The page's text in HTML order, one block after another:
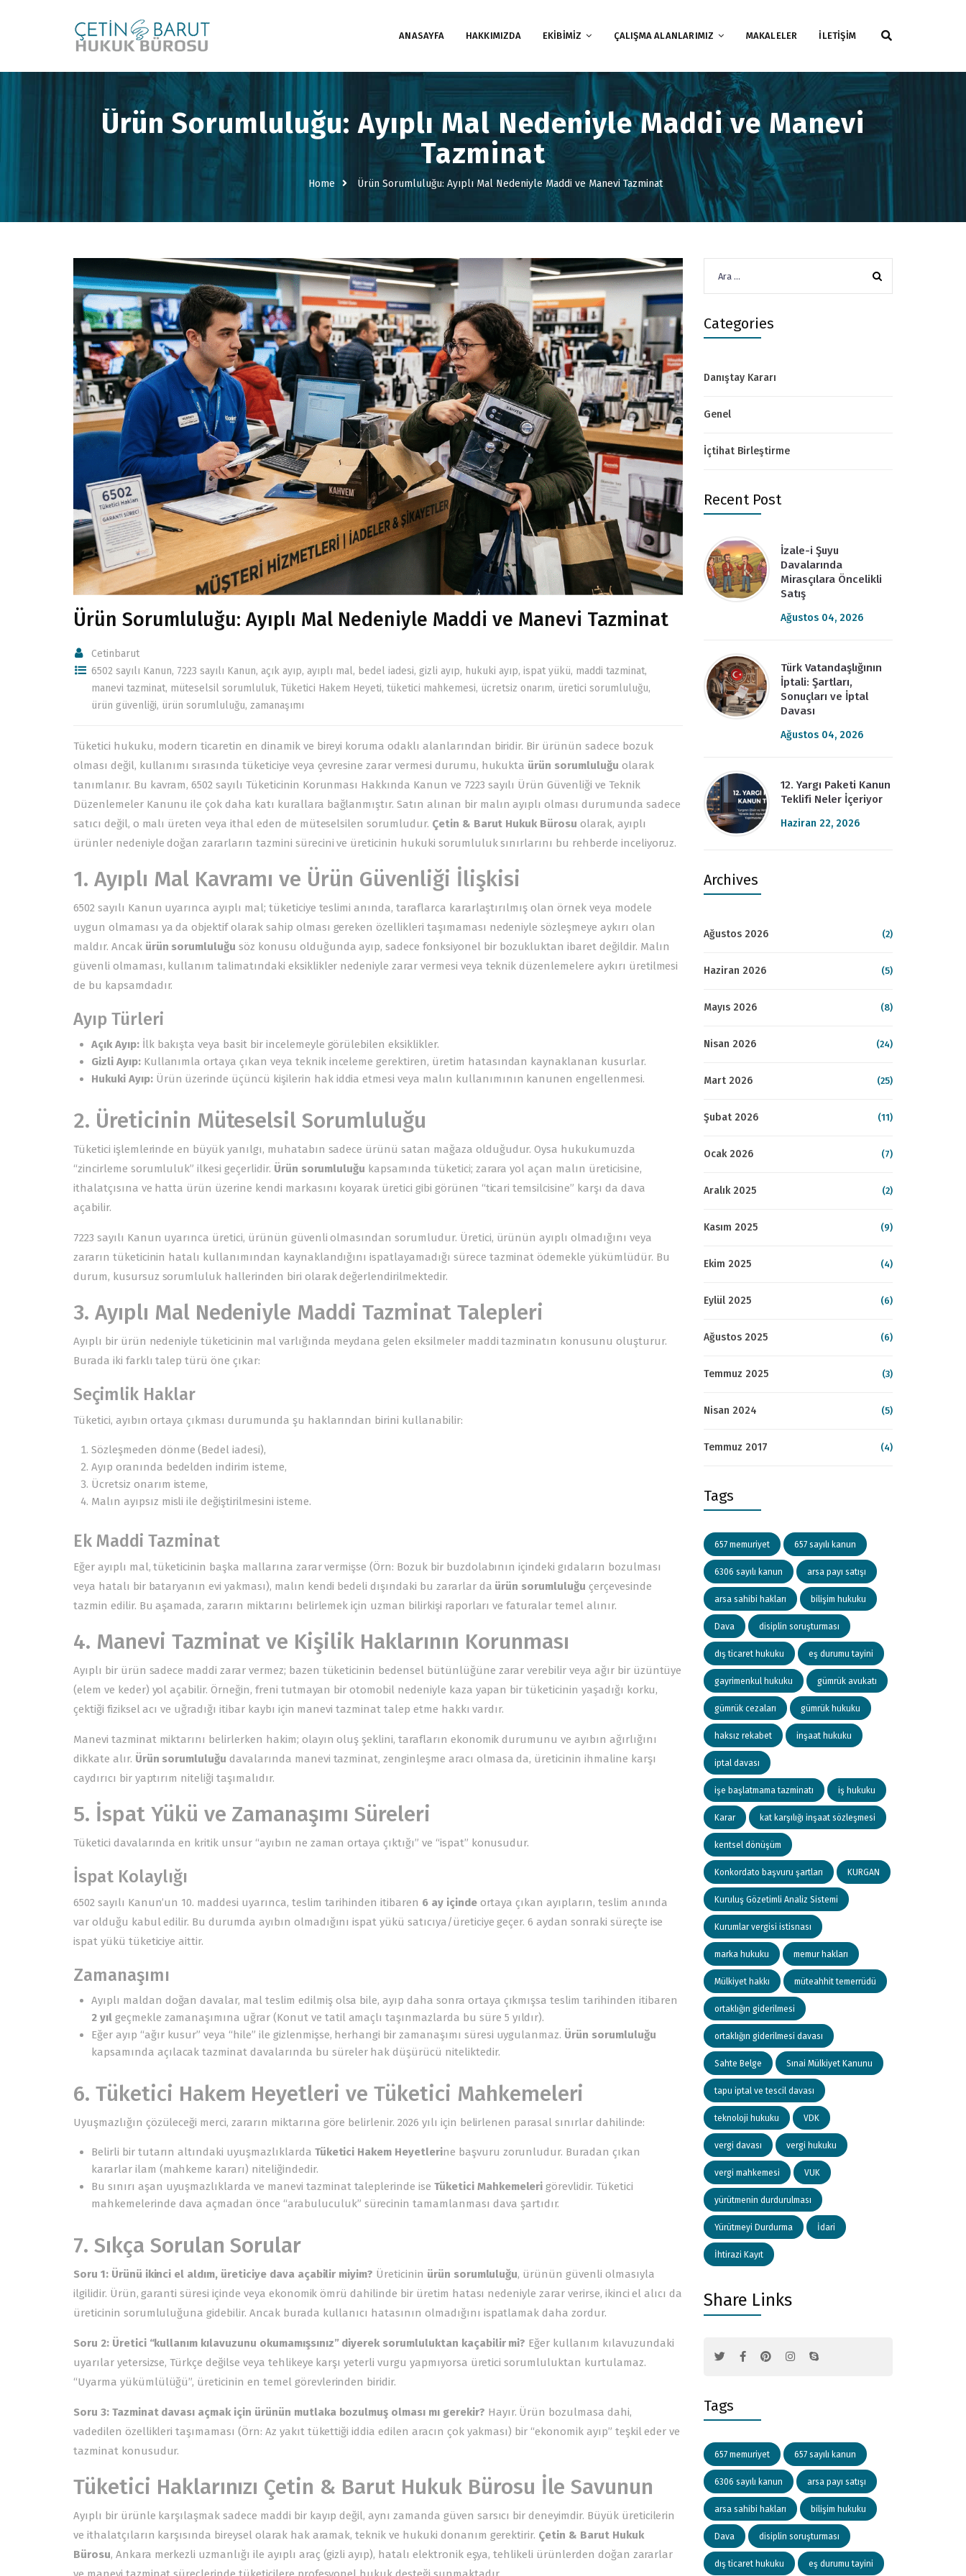
ANASAYFA HAKKIMIZDA EKİBİMİZ ÇALIŞMA ALANLARIMIZ MAKALELER İLETİŞİM
Ürün Sorumluluğu: Ayıplı Mal Nedeniyle Maddi ve Manevi
Tazminat
Home Ürün Sorumluluğu: Ayıplı Mal Nedeniyle Maddi ve Manevi Tazminat
Ürün Sorumluluğu: Ayıplı Mal Nedeniyle Maddi ve Manevi Tazminat
Cetinbarut
6502 sayılı Kanun, 7223 sayılı Kanun, açık ayıp, ayıplı mal, bedel iadesi, gizli ayıp, hukuki ayıp, ispat yükü, maddi tazminat,
manevi tazminat, müteselsil sorumluluk, Tüketici Hakem Heyeti, tüketici mahkemesi, ücretsiz onarım, üretici sorumluluğu,
ürün güvenliği, ürün sorumluluğu, zamanaşımı
Tüketici hukuku, modern ticaretin en dinamik ve bireyi koruma odaklı alanlarından biridir. Bir ürünün sadece bozuk
olması değil, kullanımı sırasında tüketiciye veya çevresine zarar vermesi durumu, hukukta ürün sorumluluğu olarak
tanımlanır. Bu kavram,6502 sayılı Tüketicinin Korunması Hakkında Kanun ve 7223 sayılı Ürün Güvenliği ve Teknik
Düzenlemeler Kanunu ile çok daha katı kurallara bağlanmıştır. Satın alınan bir malın ayıplı olması durumunda sadece
satıcı değil, o malı üreten veya ithal eden de müteselsilen sorumludur. Çetin & Barut Hukuk Bürosu olarak, ayıplı
ürünler nedeniyle doğan zararların tazmini sürecini ve üreticinin hukuki sorumluluk sınırlarını bu rehberde inceliyoruz.
1. Ayıplı Mal Kavramı ve Ürün Güvenliği İlişkisi
6502 sayılı Kanun uyarınca ayıplı mal; tüketiciye teslimi anında, taraflarca kararlaştırılmış olan örnek veya modele
uygun olmaması ya da objektif olarak sahip olması gereken özellikleri taşımaması nedeniyle sözleşmeye aykırı olan
maldır. Ancak ürün sorumluluğu söz konusu olduğunda ayıp, sadece fonksiyonel bir bozukluktan ibaret değildir. Malın
güvenli olmaması, kullanım talimatındaki eksiklikler nedeniyle zarar vermesi veya teknik düzenlemelere aykırı üretilmesi
de bu kapsamdadır.
Ayıp Türleri
Açık Ayıp:İlk bakışta veya basit bir incelemeyle görülebilen eksiklikler.
Gizli Ayıp:Kullanımla ortaya çıkan veya teknik inceleme gerektiren, üretim hatasından kaynaklanan kusurlar.
Hukuki Ayıp:Ürün üzerinde üçüncü kişilerin hak iddia etmesi veya malın kullanımının kanunen engellenmesi.
2. Üreticinin Müteselsil Sorumluluğu
Tüketici işlemlerinde en büyük yanılgı, muhatabın sadece ürünü satan mağaza olduğudur. Oysa hukukumuzda
“zincirleme sorumluluk” ilkesi geçerlidir. Ürün sorumluluğu kapsamında tüketici; zarara yol açan malın üreticisine,
ithalatçısına ve hatta ürün üzerine kendi markasını koyarak üretici gibi görünen “ticari temsilcisine” karşı da dava
açabilir.
7223 sayılı Kanun uyarınca üretici, ürünün güvenli olmasından sorumludur. Üretici, ürünün ayıplı olmadığını veya
zararın tüketicinin hatalı kullanımından kaynaklandığını ispatlayamadığı sürece tazminat ödemekle yükümlüdür. Bu
durum, kusursuz sorumluluk hallerinden biri olarak değerlendirilmektedir.
3. Ayıplı Mal Nedeniyle Maddi Tazminat Talepleri
Ayıplı bir ürün nedeniyle tüketicinin mal varlığında meydana gelen eksilmeler maddi tazminatın konusunu oluşturur.
Burada iki farklı talep türü öne çıkar:
Seçimlik Haklar
Tüketici, ayıbın ortaya çıkması durumunda şu haklarından birini kullanabilir:
Sözleşmeden dönme (Bedel iadesi),
Ayıp oranında bedelden indirim isteme,
Ücretsiz onarım isteme,
Malın ayıpsız misli ile değiştirilmesini isteme.
Ek Maddi Tazminat
Eğer ayıplı mal, tüketicinin başka mallarına zarar vermişse (Örn: Bozuk bir buzdolabının içindeki gıdaların bozulması
veya hatalı bir bataryanın evi yakması), malın kendi bedeli dışındaki bu zararlar da ürün sorumluluğu çerçevesinde
tazmin edilir. Bu aşamada, zararın miktarını belirlemek için uzman bilirkişi raporları ve faturalar temel alınır.
4. Manevi Tazminat ve Kişilik Haklarının Korunması
Ayıplı bir ürün sadece maddi zarar vermez; bazen tüketicinin bedensel bütünlüğüne zarar verebilir veya ağır bir üzüntüye
(elem ve keder) yol açabilir. Örneğin, freni tutmayan bir otomobil nedeniyle kaza yapan bir tüketicinin yaşadığı korku,
çektiği fiziksel acı ve uğradığı itibar kaybı için manevi tazminat talep etme hakkı vardır.
Manevi tazminat miktarını belirlerken hakim; olayın oluş şeklini, tarafların ekonomik durumunu ve ayıbın ağırlığını
dikkate alır. Ürün sorumluluğu davalarında manevi tazminat, zenginleşme aracı olmasa da, üreticinin ihmaline karşı
caydırıcı bir yaptırım niteliği taşımalıdır.
5. İspat Yükü ve Zamanaşımı Süreleri
Tüketici davalarında en kritik unsur “ayıbın ne zaman ortaya çıktığı” ve “ispat” konusudur.
İspat Kolaylığı
6502 sayılı Kanun’un 10. maddesi uyarınca, teslim tarihinden itibaren 6 ay içindeortaya çıkan ayıpların, teslim anında
var olduğu kabul edilir. Bu durumda ayıbın olmadığını ispat yükü satıcıya/üreticiye geçer. 6 aydan sonraki süreçte ise
ispat yükü tüketiciye aittir.
Zamanaşımı
Ayıplı maldan doğan davalar, mal teslim edilmiş olsa bile, ayıp daha sonra ortaya çıkmışsa teslim tarihinden itibaren
2 yılgeçmekle zamanaşımına uğrar (Konut ve tatil amaçlı taşınmazlarda bu süre 5 yıldır).
Eğer ayıp “ağır kusur” veya “hile” ile gizlenmişse, herhangi bir zamanaşımı süresi uygulanmaz. Ürün sorumluluğu
kapsamında açılacak tazminat davalarında bu süreler hak düşürücü niteliktedir.
6. Tüketici Hakem Heyetleri ve Tüketici Mahkemeleri
Uyuşmazlığın çözüleceği merci, zararın miktarına göre belirlenir. 2026 yılı için belirlenen parasal sınırlar dahilinde:
Belirli bir tutarın altındaki uyuşmazlıklarda Tüketici Hakem Heyetlerine başvuru zorunludur. Buradan çıkan
kararlar ilam (mahkeme kararı) niteliğindedir.
Bu sınırı aşan uyuşmazlıklarda ve manevi tazminat taleplerinde ise Tüketici Mahkemeleri görevlidir. Tüketici
mahkemelerinde dava açmadan önce “arabuluculuk” sürecinin tamamlanması dava şartıdır.
7. Sıkça Sorulan Sorular
Soru 1: Ürünü ikinci el aldım, üreticiye dava açabilir miyim? Üreticinin ürün sorumluluğu, ürünün güvenli olmasıyla
ilgilidir. Ürün, garanti süresi içinde veya ekonomik ömrü dahilinde bir üretim hatası nedeniyle zarar verirse, ikinci el alıcı da
üreticinin sorumluluğuna gidebilir. Ancak burada kullanıcı hatasının olmadığını ispatlamak daha zordur.
Soru 2: Üretici “kullanım kılavuzunu okumamışsınız” diyerek sorumluluktan kaçabilir mi? Eğer kullanım kılavuzundaki
uyarılar yetersizse, Türkçe değilse veya tehlikeye karşı yeterli vurgu yapmıyorsa üretici sorumluluktan kurtulamaz.
“Uyarma yükümlülüğü”, üreticinin en temel görevlerinden biridir.
Soru 3: Tazminat davası açmak için ürünün mutlaka bozulmuş olması mı gerekir? Hayır. Ürün bozulmasa dahi,
vadedilen özellikleri taşımaması (Örn: Az yakıt tükettiği iddia edilen aracın çok yakması) bir “ekonomik ayıp” teşkil eder ve
tazminat konusudur.
Tüketici Haklarınızı Çetin & Barut Hukuk Bürosu İle Savunun
Ayıplı bir ürünle karşılaşmak sadece maddi bir kayıp değil, aynı zamanda güven sarsıcı bir deneyimdir. Büyük üreticilerin
ve ithalatçıların karşısında bireysel olarak hak aramak, teknik ve hukuki donanım gerektirir. Çetin & Barut Hukuk
Bürosu, Ankara merkezli uzmanlığı ile ayıplı araç (gizli ayıp), hatalı elektronik eşya, tehlikeli ürünlerden doğan zararlar
Categories
Danıştay Kararı
Genel
İçtihat Birleştirme
Recent Post
İzale-i Şuyu
Davalarında
Mirasçılara Öncelikli
Satış
Ağustos 04, 2026
Türk Vatandaşlığının
İptali: Şartları,
Sonuçları ve İptal
Davası
Ağustos 04, 2026
12. Yargı Paketi Kanun
Teklifi Neler İçeriyor
Haziran 22, 2026
Archives
Ağustos 2026 (2)
Haziran 2026 (5)
Mayıs 2026 (8)
Nisan 2026 (24)
Mart 2026 (25)
Şubat 2026 (11)
Ocak 2026 (7)
Aralık 2025 (2)
Kasım 2025 (9)
Ekim 2025 (4)
Eylül 2025 (6)
Ağustos 2025 (6)
Temmuz 2025 (3)
Nisan 2024 (5)
Temmuz 2017 (4)
Tags
657 memuriyet 657 sayılı kanun
6306 sayılı kanun arsa payı satışı
arsa sahibi hakları bilişim hukuku
Dava disiplin soruşturması
dış ticaret hukuku eş durumu tayini
gayrimenkul hukuku gümrük avukatı
gümrük cezaları gümrük hukuku
haksız rekabet inşaat hukuku
iptal davası
işe başlatmama tazminatı iş hukuku
Karar kat karşılığı inşaat sözleşmesi
kentsel dönüşüm
Konkordato başvuru şartları KURGAN
Kuruluş Gözetimli Analiz Sistemi
Kurumlar vergisi istisnası
marka hukuku memur hakları
Mülkiyet hakkı müteahhit temerrüdü
ortaklığın giderilmesi
ortaklığın giderilmesi davası
Sahte Belge Sınai Mülkiyet Kanunu
tapu iptal ve tescil davası
teknoloji hukuku VDK
vergi davası vergi hukuku
vergi mahkemesi VUK
yürütmenin durdurulması
Yürütmeyi Durdurma İdari
İhtirazi Kayıt
Share Links
Tags
657 memuriyet 657 sayılı kanun
6306 sayılı kanun arsa payı satışı
arsa sahibi hakları bilişim hukuku
Dava disiplin soruşturması
dış ticaret hukuku eş durumu tayini